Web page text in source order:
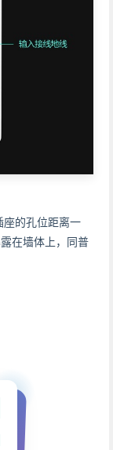
的孔位距离一
在墙体上，同普